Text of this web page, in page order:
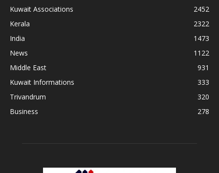
Kuwait Associations
2452
Kerala
2322
India
1473
News
1122
Middle East
931
Kuwait Informations
333
Trivandrum
320
Business
278